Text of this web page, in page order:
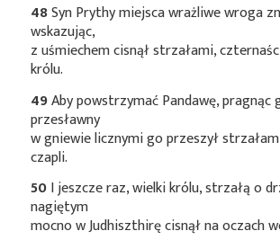
48Syn Prythy miejsca wrażliwe wroga
wskazując,
z uśmiechem cisnął strzałami,
królu.
49Aby powstrzymać Pandawę, pragnąc
przesławny
w gniewie licznymi go przeszył
czapli.
50I jeszcze raz, wielki królu, strzałą o
nagiętym
mocno w Judhiszthirę cisnął na oczach